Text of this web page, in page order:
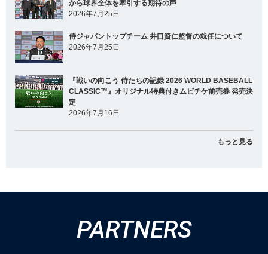
から球界全体を牽引する期待の声
2026年7月25日
侍ジャパントップチーム 井口資仁監督の就任について
2026年7月25日
『戦いの向こう 侍たちの記録 2026 WORLD BASEBALL
CLASSIC™』オリジナル特典付きムビチケ前売券 発売決
定
2026年7月16日
もっと見る
PARTNERS